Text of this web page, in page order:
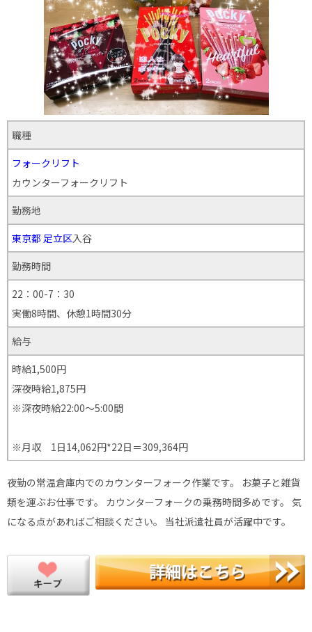
職種
フォークリフト
カウンターフォークリフト
勤務地
東京都 足立区入谷
勤務時間
22：00-7：30
実働8時間、休憩1時間30分
給与
時給1,500円
深夜時給1,875円
※深夜時給22:00〜5:00間
※月収 1日14,062円*22日＝309,364円
夜勤の常温倉庫内でのカウンターフォーク作業です。 お菓子と雑貨
類を運ぶお仕事です。 カウンターフォークの乗務時間多めです。 気
になる点があればご相談ください。 当社派遣社員が活躍中です。